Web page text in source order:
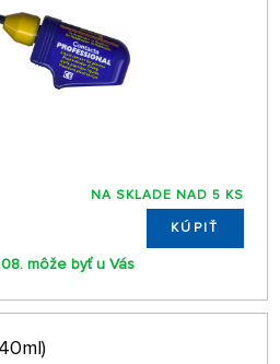
NA SKLADE NAD 5 KS
KÚPIŤ
môže byť u Vás